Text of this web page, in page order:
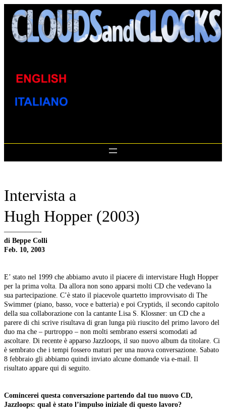
content
Intervista a
Hugh Hopper (2003)
—————-
di Beppe Colli
Feb. 10, 2003
E’ stato nel 1999 che abbiamo avuto il piacere di intervistare Hugh Hopper
per la prima volta. Da allora non sono apparsi molti CD che vedevano la
sua partecipazione. C’è stato il piacevole quartetto improvvisato di The
Swimmer (piano, basso, voce e batteria) e poi Cryptids, il secondo capitolo
della sua collaborazione con la cantante Lisa S. Klossner: un CD che a
parere di chi scrive risultava di gran lunga più riuscito del primo lavoro del
duo ma che – purtroppo – non molti sembrano essersi scomodati ad
ascoltare. Di recente è apparso Jazzloops, il suo nuovo album da titolare. Ci
è sembrato che i tempi fossero maturi per una nuova conversazione. Sabato
8 febbraio gli abbiamo quindi inviato alcune domande via e-mail. Il
risultato appare qui di seguito.
Comincerei questa conversazione partendo dal tuo nuovo CD,
Jazzloops: qual è stato l’impulso iniziale di questo lavoro?